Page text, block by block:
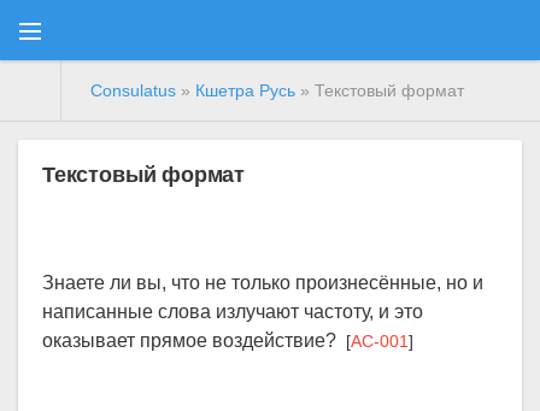
Consulatus » Кшетра Русь » Текстовый формат
Текстовый формат
Знаете ли вы, что не только произнесённые, но и
написанные слова излучают частоту, и это
оказывает прямое воздействие? [AC-001]